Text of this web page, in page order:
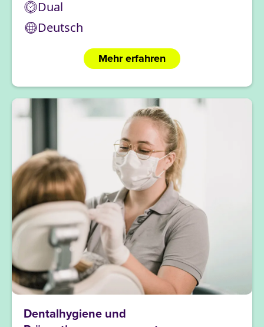
Dual
Deutsch
Mehr erfahren
Dentalhygiene und